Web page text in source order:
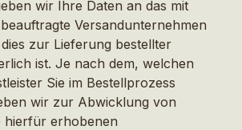
wir Ihre Daten an das mit
Versandunternehmen
zur Lieferung bestellter
ist. Je nach dem, welchen
Sie im Bestellprozess
wir zur Abwicklung von
hierfür erhobenen